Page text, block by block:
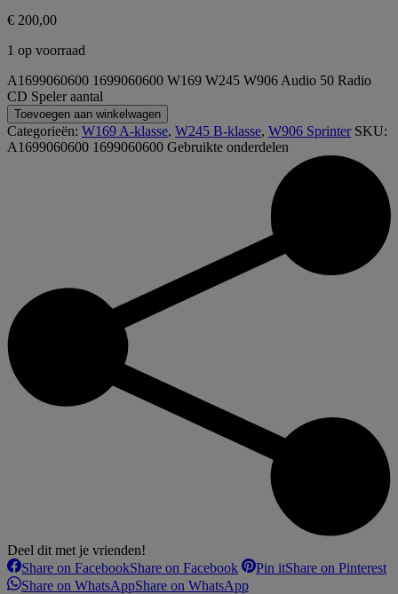
€ 200,00
1 op voorraad
A1699060600 1699060600 W169 W245 W906 Audio 50 Radio
CD Speler aantal
Toevoegen aan winkelwagen
Categorieën: W169 A-klasse, W245 B-klasse, W906 Sprinter SKU:
A1699060600 1699060600 Gebruikte onderdelen
Deel dit met je vrienden!
Share on FacebookShare on Facebook Pin itShare on Pinterest
Share on WhatsAppShare on WhatsApp